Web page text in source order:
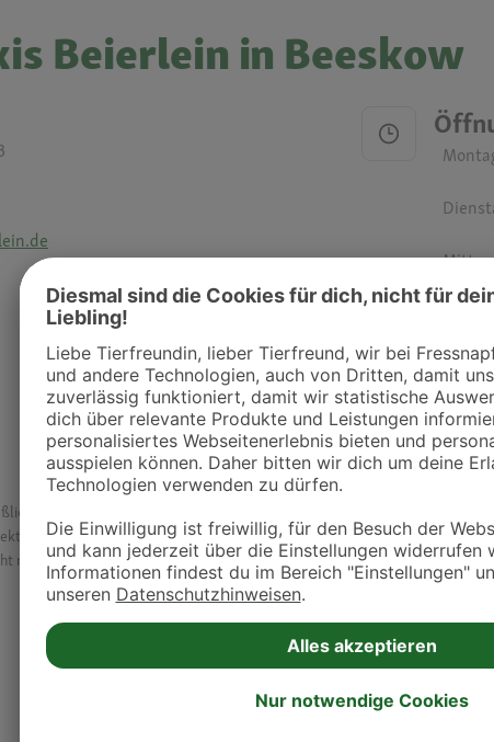
Beierlein in Beeskow
Freitag
dazu, Tierarztpraxen und Kliniken in deiner Nähe übersichtlich
mit ihnen in Kontakt zu treten. Bitte wende dich hierfür direkt an die
mehr auf der Dr. Fressnapf Tierarztsuche als Praxis gelistet werden oder